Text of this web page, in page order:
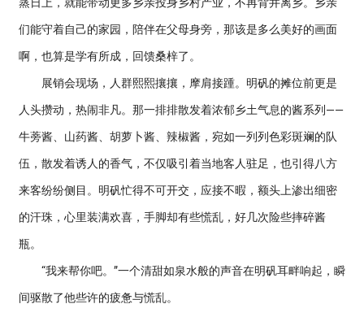
们能守着自己的家园，陪伴在父母身旁，那该是多么美好的画面
啊，也算是学有所成，回馈桑梓了。
展销会现场，人群熙熙攘攘，摩肩接踵。明矾的摊位前更是
人头攒动，热闹非凡。那一排排散发着浓郁乡土气息的酱系列——
牛蒡酱、山药酱、胡萝卜酱、辣椒酱，宛如一列列色彩斑斓的队
伍，散发着诱人的香气，不仅吸引着当地客人驻足，也引得八方
来客纷纷侧目。明矾忙得不可开交，应接不暇，额头上渗出细密
的汗珠，心里装满欢喜，手脚却有些慌乱，好几次险些摔碎酱
瓶。
“我来帮你吧。”一个清甜如泉水般的声音在明矾耳畔响起，瞬
间驱散了他些许的疲惫与慌乱。